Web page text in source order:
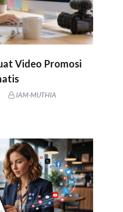
Video Promosi
IAM-MUTHIA